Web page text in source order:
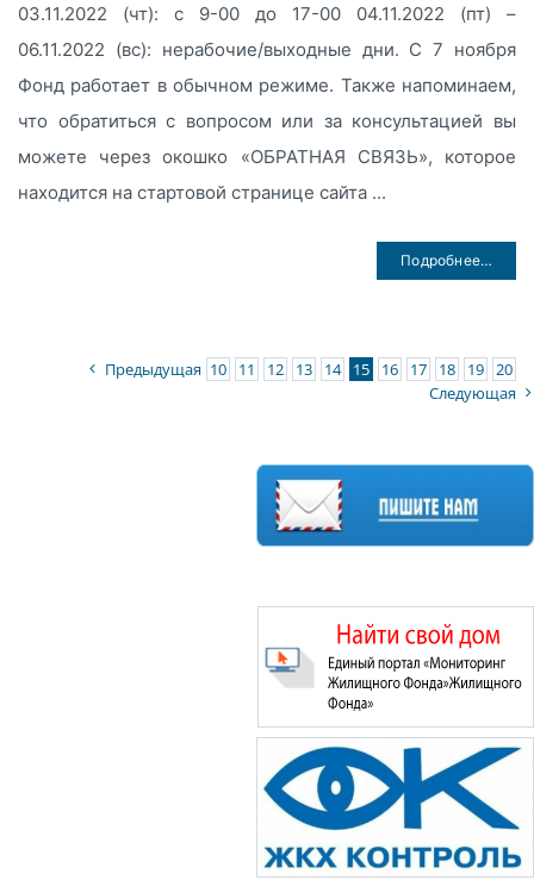
03.11.2022 (чт): с 9-00 до 17-00 04.11.2022 (пт) –
06.11.2022 (вс): нерабочие/выходные дни. С 7 ноября
Фонд работает в обычном режиме. Также напоминаем,
что обратиться с вопросом или за консультацией вы
можете через окошко «ОБРАТНАЯ СВЯЗЬ», которое
находится на стартовой странице сайта ...
Подробнее…
Предыдущая 10 11 12 13 14 15 16 17 18 19 20
Следующая